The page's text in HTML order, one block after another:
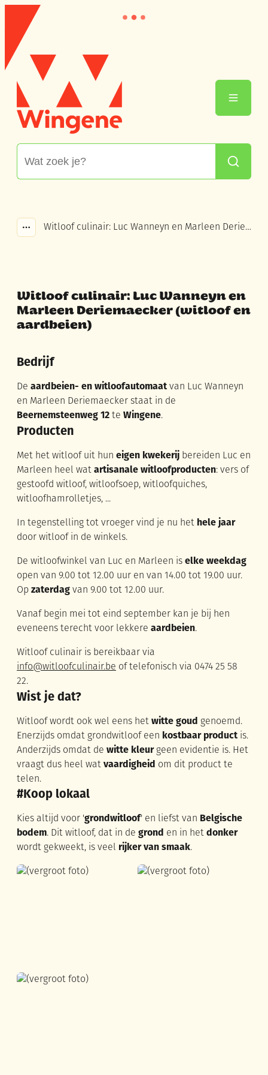
Naar inhoud
Wingene
Zoeken
Menu
Toon alle broodkruimel items
Witloof culinair: Luc Wanneyn en Marleen Deriemaecker (witloof en aardbeien)
Witloof culinair: Luc Wanneyn en
Marleen Deriemaecker (witloof en
aardbeien)
Bedrijf
De aardbeien- en witloofautomaat van Luc Wanneyn
en Marleen Deriemaecker staat in de
Beernemsteenweg 12 te Wingene.
Producten
Met het witloof uit hun eigen kwekerij bereiden Luc en
Marleen heel wat artisanale witloofproducten: vers of
gestoofd witloof, witloofsoep, witloofquiches,
witloofhamrolletjes, ...
In tegenstelling tot vroeger vind je nu het hele jaar
door witloof in de winkels.
De witloofwinkel van Luc en Marleen is elke weekdag
open van 9.00 tot 12.00 uur en van 14.00 tot 19.00 uur.
Op zaterdag van 9.00 tot 12.00 uur.
Vanaf begin mei tot eind september kan je bij hen
eveneens terecht voor lekkere aardbeien.
Witloof culinair is bereikbaar via
info@witloofculinair.be of telefonisch via 0474 25 58
22.
Wist je dat?
Witloof wordt ook wel eens het witte goud genoemd.
Enerzijds omdat grondwitloof een kostbaar product is.
Anderzijds omdat de witte kleurgeen evidentie is. Het
vraagt dus heel wat vaardigheid om dit product te
telen.
#Koop lokaal
Kies altijd voor 'grondwitloof' en liefst van Belgische
bodem. Dit witloof, dat in de grond en in het donker
wordt gekweekt, is veel rijker van smaak.